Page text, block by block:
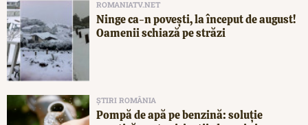
ROMANIATV.NET
Ninge ca-n povești, la început de august!
Oamenii schiază pe străzi
ȘTIRI ROMÂNIA
Pompă de apă pe benzină: soluție